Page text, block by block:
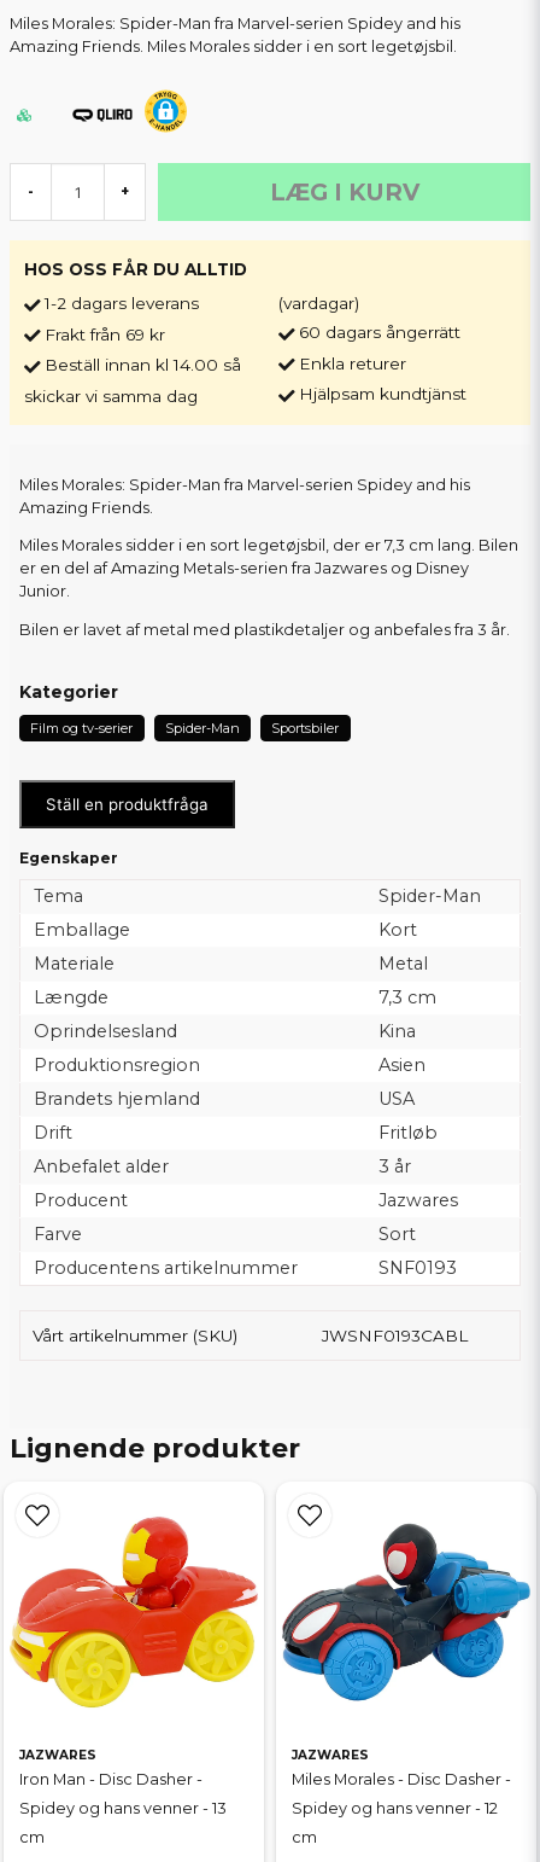
Miles Morales: Spider-Man fra Marvel-serien Spidey and his
Amazing Friends. Miles Morales sidder i en sort legetøjsbil.
- + LÆG I KURV
HOS OSS FÅR DU ALLTID
1-2 dagars leverans
Frakt från 69 kr
Beställ innan kl 14.00 så
skickar vi samma dag
(vardagar)
60 dagars ångerrätt
Enkla returer
Hjälpsam kundtjänst
Miles Morales: Spider-Man fra Marvel-serien Spidey and his
Amazing Friends.
Miles Morales sidder i en sort legetøjsbil, der er 7,3 cm lang. Bilen
er en del af Amazing Metals-serien fra Jazwares og Disney
Junior.
Bilen er lavet af metal med plastikdetaljer og anbefales fra 3 år.
Kategorier
Film og tv-serier Spider-Man Sportsbiler
Ställ en produktfråga
Egenskaper
Tema
Spider-Man
Emballage
Kort
Materiale
Metal
Længde
7,3 cm
Oprindelsesland
Kina
Produktionsregion
Asien
Brandets hjemland
USA
Drift
Fritløb
Anbefalet alder
3 år
Producent
Jazwares
Farve
Sort
Producentens artikelnummer
SNF0193
Vårt artikelnummer (SKU) JWSNF0193CABL
Lignende produkter
JAZWARES
Iron Man - Disc Dasher -
Spidey og hans venner - 13
cm
JAZWARES
Miles Morales - Disc Dasher -
Spidey og hans venner - 12
cm